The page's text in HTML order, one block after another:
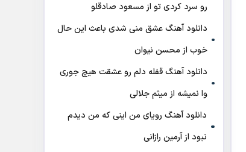
رو سرد کردی تو از مسعود صادقلو
دانلود آهنگ عشق منی شدی باعث این حال
خوب از محسن نیوان
دانلود آهنگ قفله دلم رو عشقت هیچ جوری
وا نمیشه از میثم جلالی
دانلود آهنگ رویای من اینی که من دیدم
نبود از آرمین رازانی